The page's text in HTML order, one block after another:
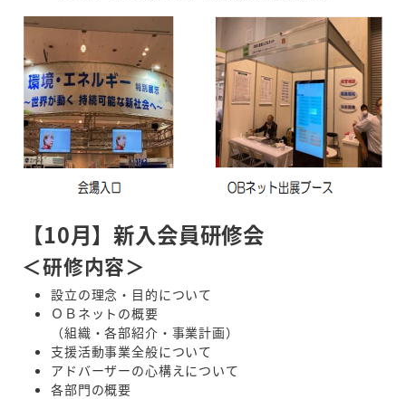
【10月】新入会員研修会
＜研修内容＞
設立の理念・目的について
ＯＢネットの概要
（組織・各部紹介・事業計画）
支援活動事業全般について
アドバーザーの心構えについて
各部門の概要